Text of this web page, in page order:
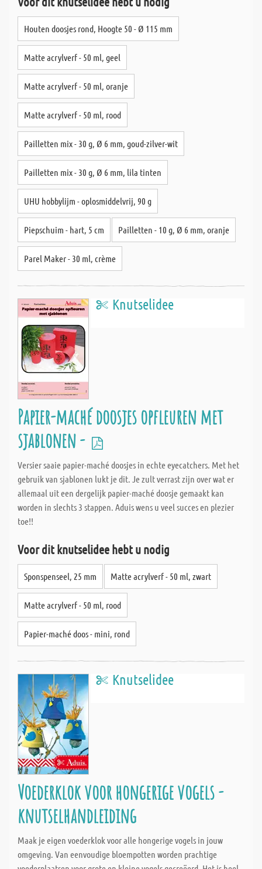
Houten doosjes rond, Hoogte 50 - Ø 115 mm
Matte acrylverf - 50 ml, geel
Matte acrylverf - 50 ml, oranje
Matte acrylverf - 50 ml, rood
Pailletten mix - 30 g, Ø 6 mm, goud-zilver-wit
Pailletten mix - 30 g, Ø 6 mm, lila tinten
UHU hobbylijm - oplosmiddelvrij, 90 g
Piepschuim - hart, 5 cm Pailletten - 10 g, Ø 6 mm, oranje
Parel Maker - 30 ml, crème
Knutselidee
Papier-maché doosjes opfleuren met
sjablonen -
Versier saaie papier-maché doosjes in echte eyecatchers. Met het
gebruik van sjablonen lukt je dit. Je zult verrast zijn over wat er
allemaal uit een dergelijk papier-maché doosje gemaakt kan
worden in slechts 3 stappen. Aduis wens u veel succes en plezier
toe!!
Voor dit knutselidee hebt u nodig
Sponspenseel, 25 mm Matte acrylverf - 50 ml, zwart
Matte acrylverf - 50 ml, rood
Papier-maché doos - mini, rond
Knutselidee
Voederklok voor hongerige vogels -
knutselhandleiding
Maak je eigen voederklok voor alle hongerige vogels in jouw
omgeving. Van eenvoudige bloempotten worden prachtige